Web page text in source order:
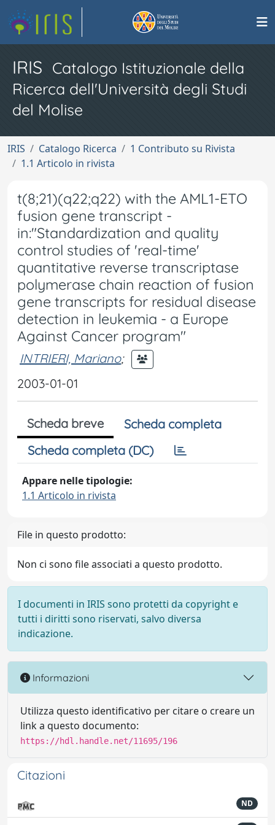
IRIS Catalogo Istituzionale della
Ricerca dell'Università degli Studi
del Molise
IRIS Catalogo Ricerca
1 Contributo su Rivista
1.1 Articolo in rivista
t(8;21)(q22;q22) with the AML1-ETO
fusion gene transcript -
in:"Standardization and quality
control studies of 'real-time'
quantitative reverse transcriptase
polymerase chain reaction of fusion
gene transcripts for residual disease
detection in leukemia - a Europe
Against Cancer program"
INTRIERI, Mariano;
2003-01-01
Scheda breve
Scheda completa
Scheda completa (DC)
Appare nelle tipologie:
1.1 Articolo in rivista
File in questo prodotto:
Non ci sono file associati a questo prodotto.
I documenti in IRIS sono protetti da copyright e
tutti i diritti sono riservati, salvo diversa
indicazione.
Informazioni
Utilizza questo identificativo per citare o creare un
link a questo documento:
https://hdl.handle.net/11695/196
Citazioni
ND